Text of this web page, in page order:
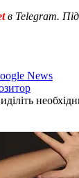
в Telegram.
News